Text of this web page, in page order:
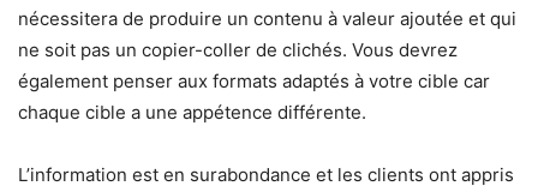
nécessitera de produire un contenu à valeur ajoutée et qui
ne soit pas un copier-coller de clichés. Vous devrez
également penser aux formats adaptés à votre cible car
chaque cible a une appétence différente.
L’information est en surabondance et les clients ont appris